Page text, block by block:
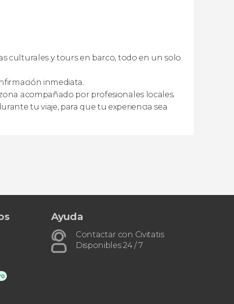
culturales y tours en barco, todo en un solo
inmediata.
acompañado por profesionales locales.
tu viaje, para que tu experiencia sea
Ayuda
Contactar con Civitatis
Disponibles 24 / 7